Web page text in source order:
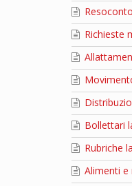
Richieste
Bollettari
Rubriche
Alimenti e